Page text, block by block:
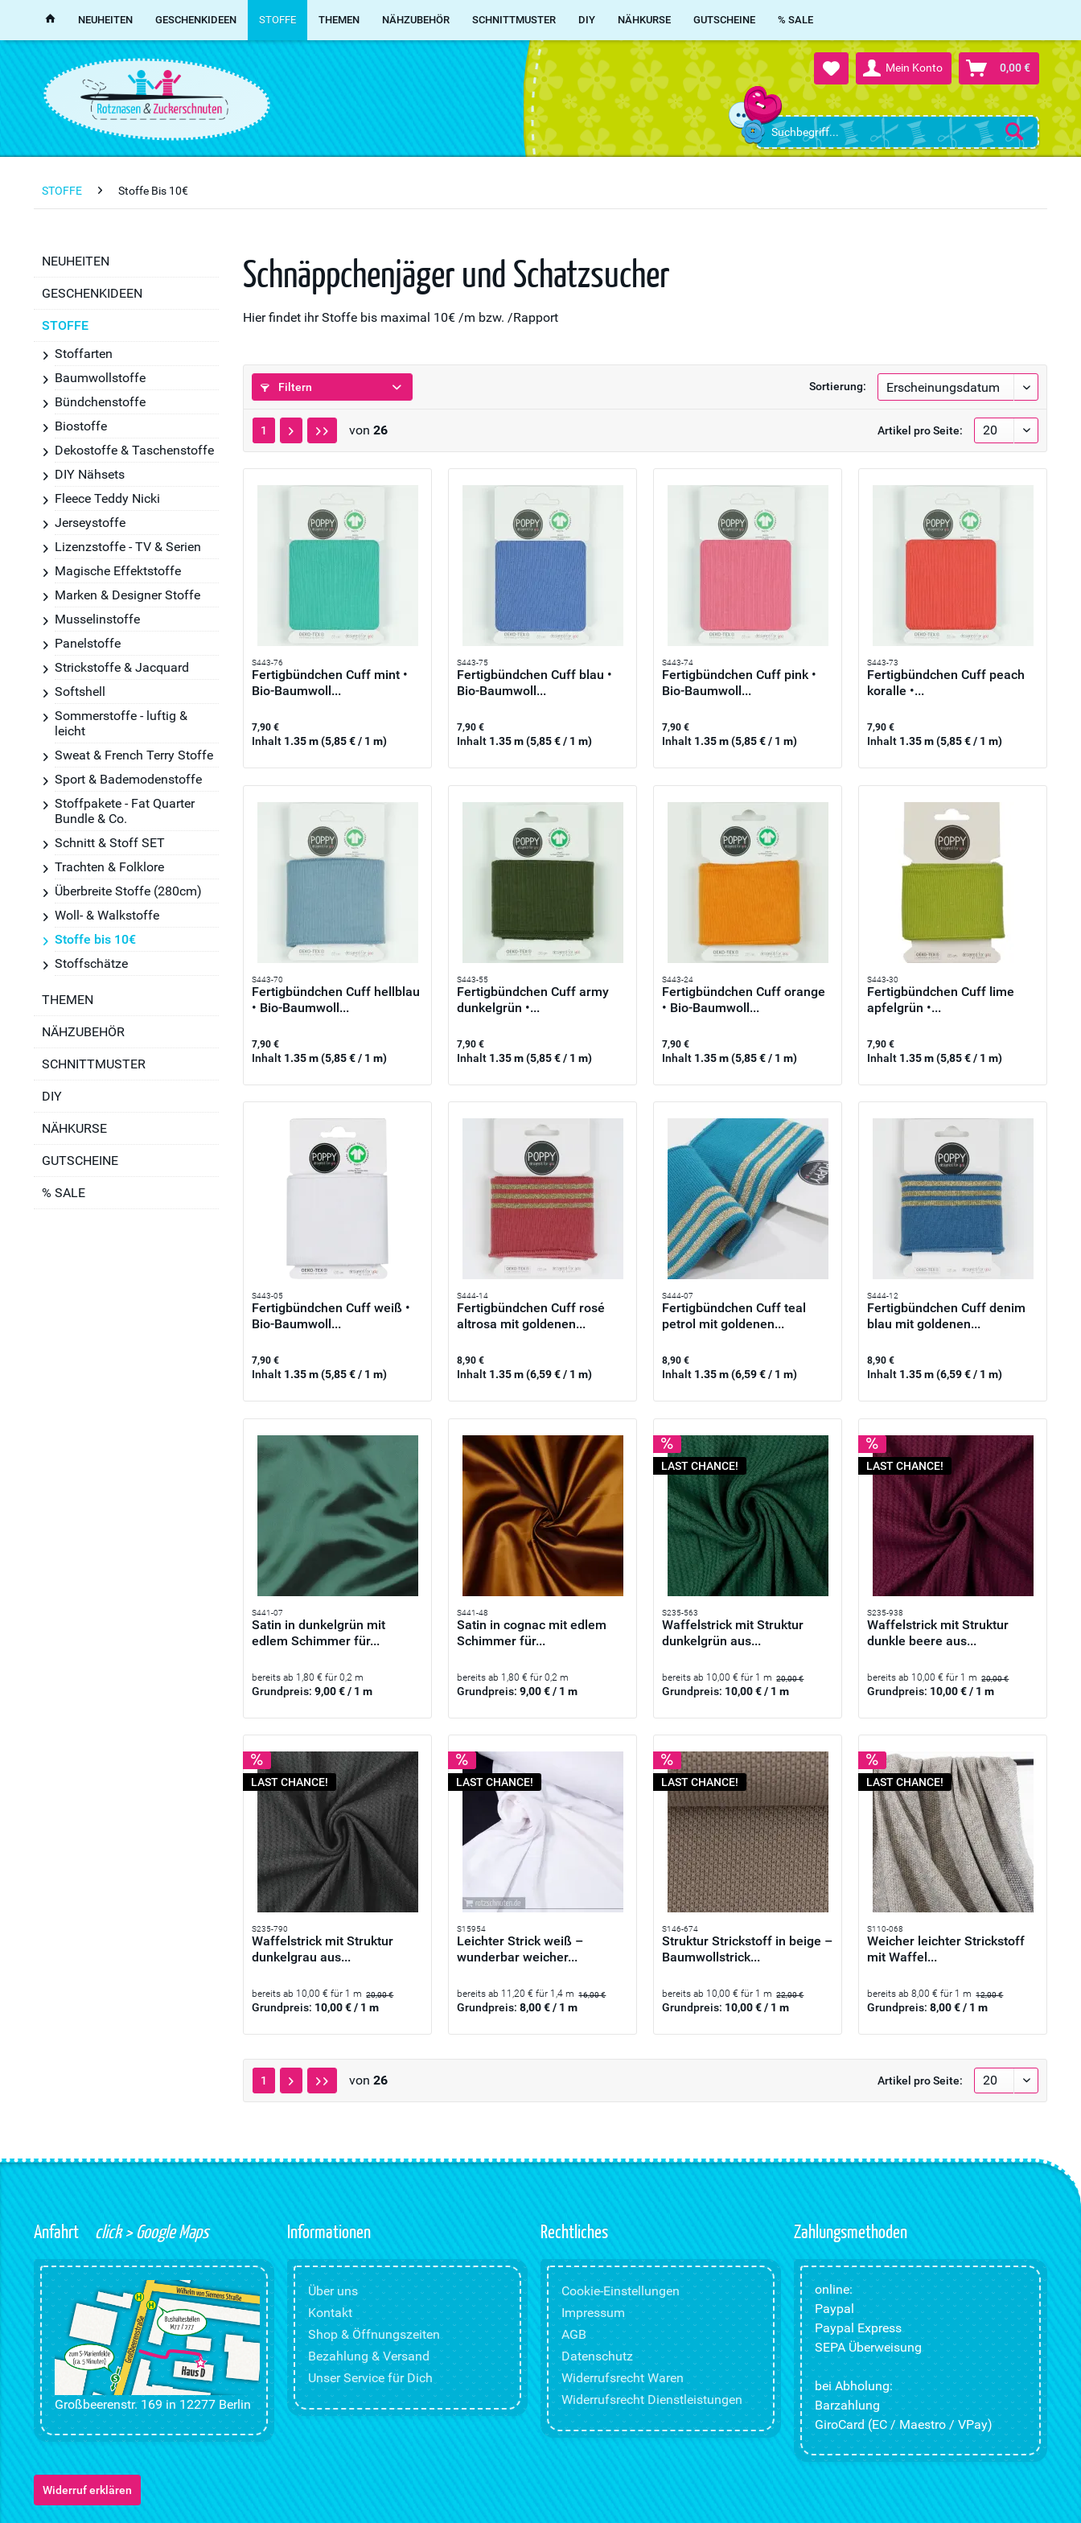
Mein Konto 0,00 €
NEUHEITEN GESCHENKIDEEN STOFFE THEMEN NÄHZUBEHÖR SCHNITTMUSTER DIY NÄHKURSE GUTSCHEINE % SALE
STOFFE Stoffe Bis 10€
NEUHEITEN
GESCHENKIDEEN
STOFFE
Stoffarten
Baumwollstoffe
Bündchenstoffe
Biostoffe
Dekostoffe & Taschenstoffe
DIY Nähsets
Fleece Teddy Nicki
Jerseystoffe
Lizenzstoffe - TV & Serien
Magische Effektstoffe
Marken & Designer Stoffe
Musselinstoffe
Panelstoffe
Strickstoffe & Jacquard
Softshell
Sommerstoffe - luftig &
leicht
Sweat & French Terry Stoffe
Sport & Bademodenstoffe
Stoffpakete - Fat Quarter
Bundle & Co.
Schnitt & Stoff SET
Trachten & Folklore
Überbreite Stoffe (280cm)
Woll- & Walkstoffe
Stoffe bis 10€
Stoffschätze
THEMEN
NÄHZUBEHÖR
SCHNITTMUSTER
DIY
NÄHKURSE
GUTSCHEINE
% SALE
Schnäppchenjäger und Schatzsucher
Hier findet ihr Stoffe bis maximal 10€ /m bzw. /Rapport
Filtern Sortierung:
1 von 26 Artikel pro Seite:
S443-76
Fertigbündchen Cuff mint •
Bio-Baumwoll...
7,90 €
Inhalt 1.35 m(5,85 € / 1 m)
S443-75
Fertigbündchen Cuff blau •
Bio-Baumwoll...
7,90 €
Inhalt 1.35 m(5,85 € / 1 m)
S443-74
Fertigbündchen Cuff pink •
Bio-Baumwoll...
7,90 €
Inhalt 1.35 m(5,85 € / 1 m)
S443-73
Fertigbündchen Cuff peach
koralle •...
7,90 €
Inhalt 1.35 m(5,85 € / 1 m)
S443-70
Fertigbündchen Cuff hellblau
• Bio-Baumwoll...
7,90 €
Inhalt 1.35 m(5,85 € / 1 m)
S443-55
Fertigbündchen Cuff army
dunkelgrün •...
7,90 €
Inhalt 1.35 m(5,85 € / 1 m)
S443-24
Fertigbündchen Cuff orange
• Bio-Baumwoll...
7,90 €
Inhalt 1.35 m(5,85 € / 1 m)
S443-30
Fertigbündchen Cuff lime
apfelgrün •...
7,90 €
Inhalt 1.35 m(5,85 € / 1 m)
S443-05
Fertigbündchen Cuff weiß •
Bio-Baumwoll...
7,90 €
Inhalt 1.35 m(5,85 € / 1 m)
S444-14
Fertigbündchen Cuff rosé
altrosa mit goldenen...
8,90 €
Inhalt 1.35 m(6,59 € / 1 m)
S444-07
Fertigbündchen Cuff teal
petrol mit goldenen...
8,90 €
Inhalt 1.35 m(6,59 € / 1 m)
S444-12
Fertigbündchen Cuff denim
blau mit goldenen...
8,90 €
Inhalt 1.35 m(6,59 € / 1 m)
S441-07
Satin in dunkelgrün mit
edlem Schimmer für...
bereits ab 1,80 € für 0,2 m
Grundpreis:9,00 € / 1 m
S441-48
Satin in cognac mit edlem
Schimmer für...
bereits ab 1,80 € für 0,2 m
Grundpreis:9,00 € / 1 m
LAST CHANCE!
S235-563
Waffelstrick mit Struktur
dunkelgrün aus...
bereits ab 10,00 € für 1 m 20,00 €
Grundpreis: 10,00 € / 1 m
LAST CHANCE!
S235-938
Waffelstrick mit Struktur
dunkle beere aus...
bereits ab 10,00 € für 1 m 20,00 €
Grundpreis: 10,00 € / 1 m
LAST CHANCE!
S235-790
Waffelstrick mit Struktur
dunkelgrau aus...
bereits ab 10,00 € für 1 m 20,00 €
Grundpreis: 10,00 € / 1 m
LAST CHANCE!
S15954
Leichter Strick weiß –
wunderbar weicher...
bereits ab 11,20 € für 1,4 m 16,00 €
Grundpreis:8,00 € / 1 m
LAST CHANCE!
S146-674
Struktur Strickstoff in beige –
Baumwollstrick...
bereits ab 10,00 € für 1 m 22,00 €
Grundpreis: 10,00 € / 1 m
LAST CHANCE!
S110-068
Weicher leichter Strickstoff
mit Waffel...
bereits ab 8,00 € für 1 m 12,00 €
Grundpreis:8,00 € / 1 m
1 von 26 Artikel pro Seite:
Anfahrt click > Google Maps
Großbeerenstr. 169 in 12277 Berlin
Informationen
Über uns
Kontakt
Shop & Öffnungszeiten
Bezahlung & Versand
Unser Service für Dich
Rechtliches
Cookie-Einstellungen
Impressum
AGB
Datenschutz
Widerrufsrecht Waren
Widerrufsrecht Dienstleistungen
Zahlungsmethoden
online:
Paypal
Paypal Express
SEPA Überweisung
bei Abholung:
Barzahlung
GiroCard (EC / Maestro / VPay)
Widerruf erklären